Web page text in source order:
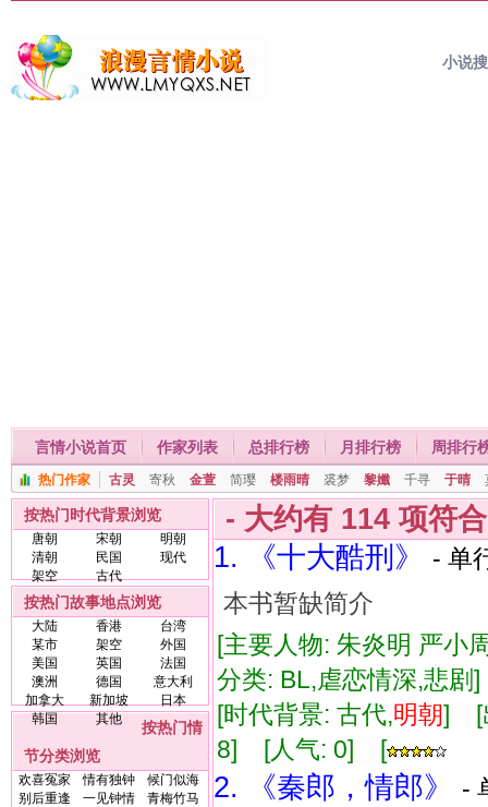
小说
言情小说首页 作家列表 总排行榜 月排行榜 周排行
热门作家 古灵 寄秋 金萱 简璎 楼雨晴 裘梦 黎孅 千寻 于晴
按热门时代背景浏览
唐朝 宋朝
明朝
清朝
民国
现代
架空
古代
按热门故事地点浏览
大陆 香港
台湾
某市
架空
外国
美国
英国
法国
澳洲
德国
意大利
加拿大
新加坡
日本
韩国
其他
按热门情
节分类浏览
欢喜冤家 情有独钟
候门似海
别后重逢
一见钟情
青梅竹马
- 大约有 114 项符
1. 《十大酷刑》
- 单
本书暂缺简介
[主要人物: 朱炎明 严
分类: BL,虐恋情深,悲
[时代背景: 古代,明朝] [
8] [人气: 0] [
2. 《秦郎，情郎》
-